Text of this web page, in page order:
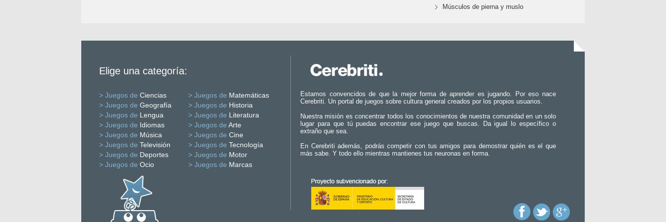
Músculos de pierna y muslo
Elige una categoría:
> Juegos de Ciencias > Juegos de Matemáticas
> Juegos de Geografía > Juegos de Historia
> Juegos de Lengua > Juegos de Literatura
> Juegos de Idiomas > Juegos de Arte
> Juegos de Música > Juegos de Cine
> Juegos de Televisión > Juegos de Tecnología
> Juegos de Deportes > Juegos de Motor
> Juegos de Ocio > Juegos de Marcas
Estamos convencidos de que la mejor forma de aprender es jugando. Por eso nace
Cerebriti. Un portal de juegos sobre cultura general creados por los propios usuarios.
Nuestra misión es concentrar todos los conocimientos de nuestra comunidad en un solo
lugar para que tú puedas encontrar ese juego que buscas. Da igual lo específico o
extraño que sea.
En Cerebriti además, podrás competir con tus amigos para demostrar quién es el que
más sabe. Y todo ello mientras mantienes tus neuronas en forma.